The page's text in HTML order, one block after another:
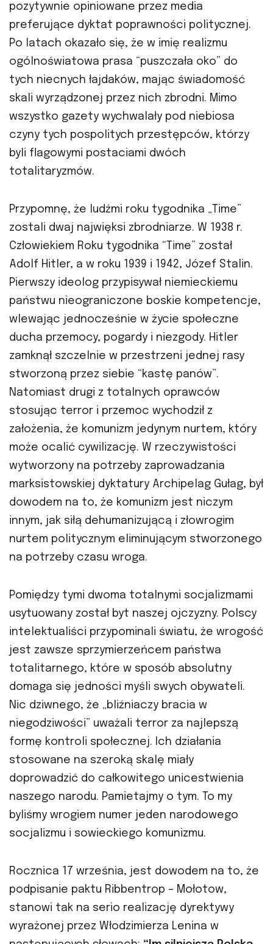
pozytywnie opiniowane przez media
preferujące dyktat poprawności politycznej.
Po latach okazało się, że w imię realizmu
ogólnoświatowa prasa “puszczała oko” do
tych niecnych łajdaków, mając świadomość
skali wyrządzonej przez nich zbrodni. Mimo
wszystko gazety wychwalały pod niebiosa
czyny tych pospolitych przestępców, którzy
byli flagowymi postaciami dwóch
totalitaryzmów.
Przypomnę, że ludźmi roku tygodnika „Time”
zostali dwaj najwięksi zbrodniarze. W 1938 r.
Człowiekiem Roku tygodnika “Time” został
Adolf Hitler, a w roku 1939 i 1942, Józef Stalin.
Pierwszy ideolog przypisywał niemieckiemu
państwu nieograniczone boskie kompetencje,
wlewając jednocześnie w życie społeczne
ducha przemocy, pogardy i niezgody. Hitler
zamknął szczelnie w przestrzeni jednej rasy
stworzoną przez siebie “kastę panów”.
Natomiast drugi z totalnych oprawców
stosując terror i przemoc wychodził z
założenia, że komunizm jedynym nurtem, który
może ocalić cywilizację. W rzeczywistości
wytworzony na potrzeby zaprowadzania
marksistowskiej dyktatury Archipelag Gułag, był
dowodem na to, że komunizm jest niczym
innym, jak siłą dehumanizującą i złowrogim
nurtem politycznym eliminującym stworzonego
na potrzeby czasu wroga.
Pomiędzy tymi dwoma totalnymi socjalizmami
usytuowany został byt naszej ojczyzny. Polscy
intelektualiści przypominali światu, że wrogość
jest zawsze sprzymierzeńcem państwa
totalitarnego, które w sposób absolutny
domaga się jedności myśli swych obywateli.
Nic dziwnego, że „bliźniaczy bracia w
niegodziwości” uważali terror za najlepszą
formę kontroli społecznej. Ich działania
stosowane na szeroką skalę miały
doprowadzić do całkowitego unicestwienia
naszego narodu. Pamietajmy o tym. To my
byliśmy wrogiem numer jeden narodowego
socjalizmu i sowieckiego komunizmu.
Rocznica 17 września, jest dowodem na to, że
podpisanie paktu Ribbentrop – Mołotow,
stanowi tak na serio realizację dyrektywy
wyrażonej przez Włodzimierza Lenina w